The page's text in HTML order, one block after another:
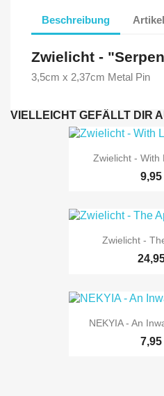
Beschreibung
Zwielicht -
3,5cm x 2,37cm Metal Pin
VIELLEICHT GEFÄLLT DIR
Zwielicht - With
9,95
Zwielicht -
NEKYIA - An
7,95